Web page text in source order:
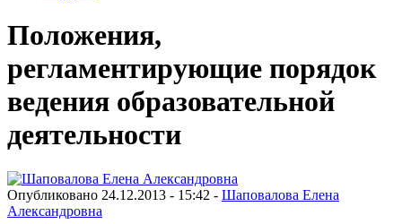
Положения,
регламентирующие порядок
ведения образовательной
деятельности
Опубликовано 24.12.2013 - 15:42 - Шаповалова Елена
Александровна